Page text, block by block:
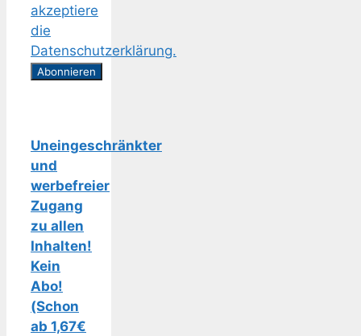
akzeptiere
die
Datenschutzerklärung.
Uneingeschränkter
und
werbefreier
Zugang
zu allen
Inhalten!
Kein
Abo!
(Schon
ab 1,67€